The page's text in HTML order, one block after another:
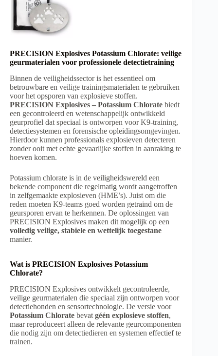
PRECISION Explosives Potassium Chlorate: veilige
geurmaterialen voor professionele detectietraining
Binnen de veiligheidssector is het essentieel om
betrouwbare en veilige trainingsmaterialen te gebruiken
voor het opsporen van explosieve stoffen.
PRECISION Explosives – Potassium Chlorate biedt
een gecontroleerd en wetenschappelijk ontwikkeld
geurprofiel dat speciaal is ontworpen voor K9-training,
detectiesystemen en forensische opleidingsomgevingen.
Hierdoor kunnen professionals explosieven detecteren
zonder ooit met echte gevaarlijke stoffen in aanraking te
hoeven komen.
Potassium chlorate is in de veiligheidswereld een
bekende component die regelmatig wordt aangetroffen
in zelfgemaakte explosieven (HME’s). Juist om die
reden moeten K9-teams goed worden getraind om de
geursporen ervan te herkennen. De oplossingen van
PRECISION Explosives maken dit mogelijk op een
volledig veilige, stabiele en wettelijk toegestane
manier.
Wat is PRECISION Explosives Potassium
Chlorate?
PRECISION Explosives ontwikkelt gecontroleerde,
veilige geurmaterialen die speciaal zijn ontworpen voor
detectiehonden en sensortechnologie. De versie voor
Potassium Chlorate bevat géén explosieve stoffen,
maar reproduceert alleen de relevante geurcomponenten
die nodig zijn om detectiedieren en systemen effectief te
trainen.